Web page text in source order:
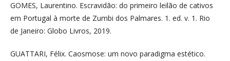
GOMES, Laurentino. Escravidão: do primeiro leilão de cativos
em Portugal à morte de Zumbi dos Palmares. 1. ed. v. 1. Rio
de Janeiro: Globo Livros, 2019.
GUATTARI, Félix. Caosmose: um novo paradigma estético.